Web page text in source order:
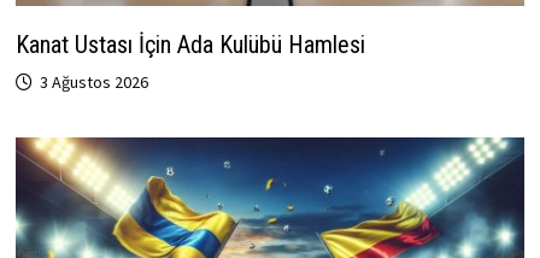
Kanat Ustası İçin Ada Kulübü Hamlesi
3 Ağustos 2026